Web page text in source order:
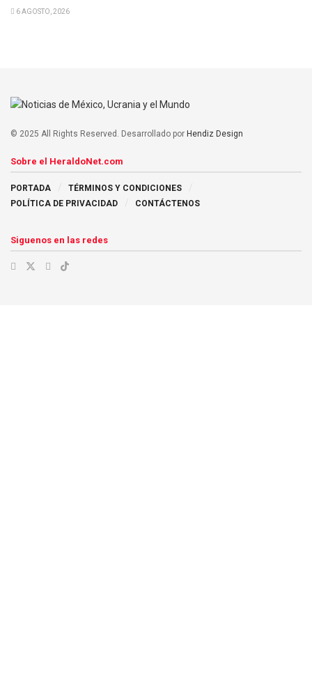
6 AGOSTO, 2026
© 2025 All Rights Reserved. Desarrollado por Hendiz Design
Sobre el HeraldoNet.com
PORTADA
TÉRMINOS Y CONDICIONES
POLÍTICA DE PRIVACIDAD
CONTÁCTENOS
Siguenos en las redes